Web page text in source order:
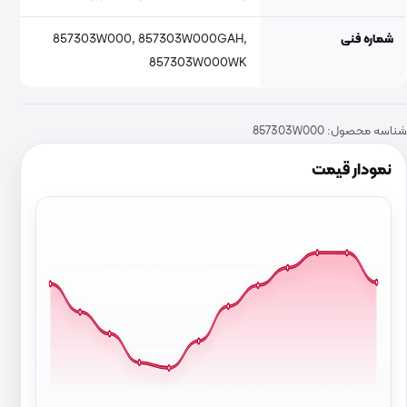
نمودار قیمت
شماره فنی
857303W000, 857303W000GAH,
857303W000WK
شناسه محصول: 857303W000